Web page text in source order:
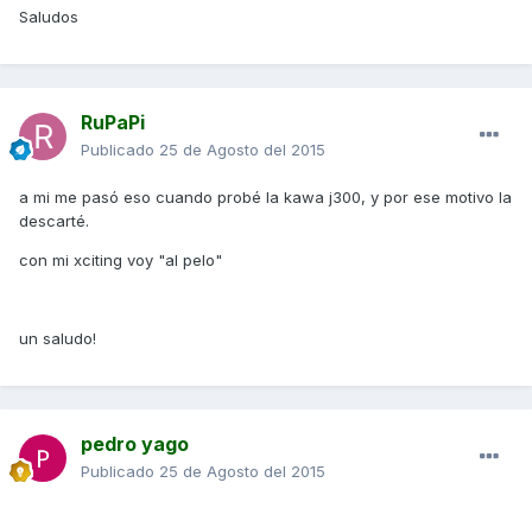
Saludos
RuPaPi
Publicado 25 de Agosto del 2015
a mi me pasó eso cuando probé la kawa j300, y por ese motivo la
descarté.
con mi xciting voy "al pelo"
un saludo!
pedro yago
Publicado 25 de Agosto del 2015